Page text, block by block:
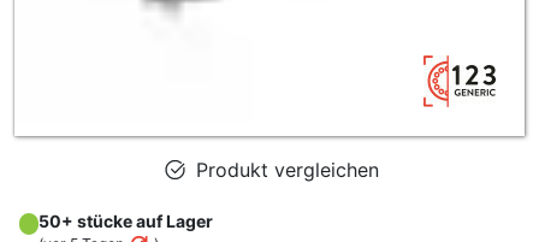
Produkt vergleichen
50+ stücke auf Lager